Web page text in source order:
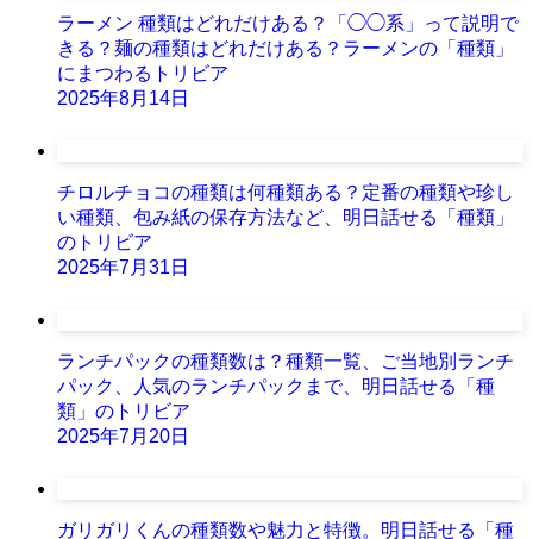
ラーメン 種類はどれだけある？「◯◯系」って説明で
きる？麺の種類はどれだけある？ラーメンの「種類」
にまつわるトリビア
2025年8月14日
チロルチョコの種類は何種類ある？定番の種類や珍し
い種類、包み紙の保存方法など、明日話せる「種類」
のトリビア
2025年7月31日
ランチパックの種類数は？種類一覧、ご当地別ランチ
パック、人気のランチパックまで、明日話せる「種
類」のトリビア
2025年7月20日
ガリガリくんの種類数や魅力と特徴。明日話せる「種